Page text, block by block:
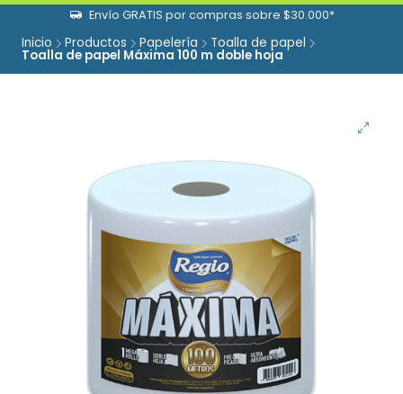
Envío GRATIS por compras sobre $30.000*
Inicio Productos Papelería Toalla de papel
Toalla de papel Máxima 100 m doble hoja